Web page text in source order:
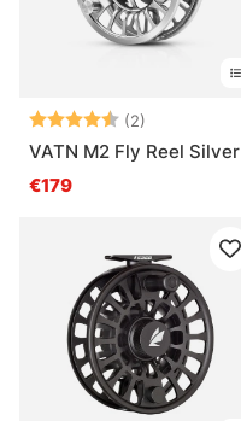
Beoordeling:
(2)
VATN M2 Fly Reel Silver
€179